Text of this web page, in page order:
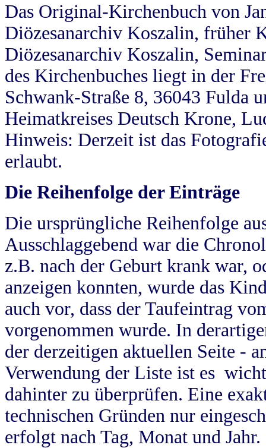
Das Original-Kirchenbuch von
Diözesanarchiv Koszalin, früher
Diözesanarchiv Koszalin,
des Kirchenbuches liegt in der
Schwank-Straße 8, 36043 Fulda
Heimatkreises Deutsch Krone,
Hinweis: Derzeit ist das
erlaubt.
Die Reihenfolge der Einträge
Die ursprüngliche Reihenfolge
Ausschlaggebend war die
z.B. nach der Geburt krank war,
anzeigen konnten, wurde das
auch vor, dass der Taufeintrag
vorgenommen wurde. In
der derzeitigen aktuellen Seite -
Verwendung der Liste ist es
dahinter zu überprüfen. Eine
technischen Gründen nur
erfolgt nach Tag, Monat und Jahr.